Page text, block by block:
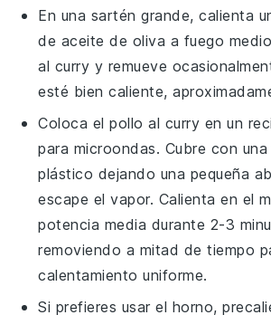
En una sartén grande, calienta
de aceite de oliva a fuego
al curry y remueve
esté bien caliente,
Coloca elpollo al curry en un
para microondas. Cubre con
plástico dejando una pequeña
escape el vapor. Calienta en el
potencia media durante 2-3
removiendo a mitad de tiempo
calentamiento uniforme.
Si prefieres usar el horno,